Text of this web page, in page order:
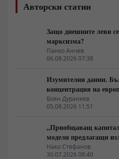
Авторски статии
Защо днешните леви
марксизма?
Панко Анчев
06.08.2026 07:38
Изумителни данни.
концентрация на
на най-богатия 1%,
Боян Дуранкев
05.08.2026 11:51
„Приобщаващ
модели предлагащи
неолиберализма
Нако Стефанов
30.07.2026 08:40